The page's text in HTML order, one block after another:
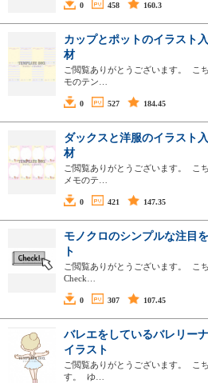
0 458 160.3
カップとポットのイラスト
材
ご閲覧ありがとうございます。 こ
モのテン…
0 527 184.45
ダックスと洋服のイラスト
材
ご閲覧ありがとうございます。 こ
メモのテ…
0 421 147.35
モノクロのシンプルな注目
ト
ご閲覧ありがとうございます。 こ
Check…
0 307 107.45
バレエをしているバレリー
イラスト
ご閲覧ありがとうございます。 こ
す。 ゆ…